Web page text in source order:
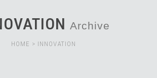
Archive
HOME > INNOVATION